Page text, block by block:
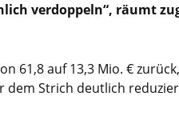
verdoppeln“, räumt
61,8 auf 13,3 Mio. €
dem Strich deutlich